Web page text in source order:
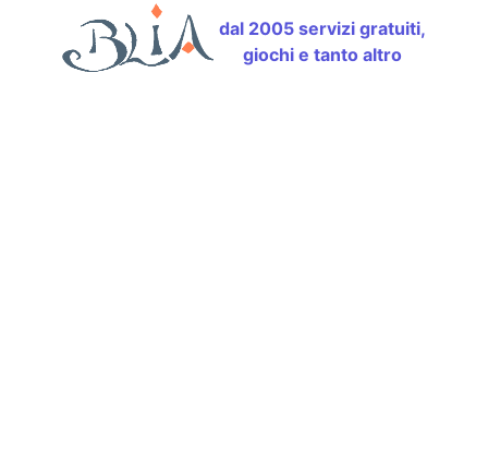
dal 2005 servizi gratuiti,
giochi e tanto altro